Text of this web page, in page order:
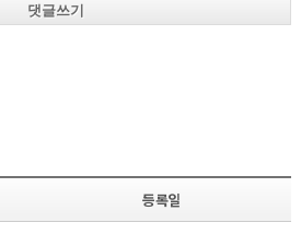
댓글쓰기
등록일